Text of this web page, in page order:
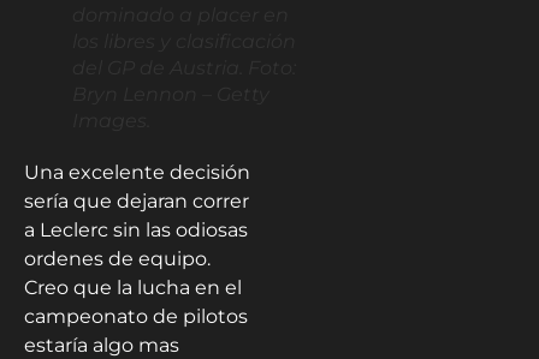
Una excelente decisión
sería que dejaran correr
a Leclerc sin las odiosas
ordenes de equipo.
Creo que la lucha en el
campeonato de pilotos
estaría algo mas